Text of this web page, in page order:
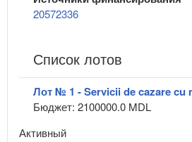
20572336
Список лотов
Лот № 1 - Servicii de cazare cu
Бюджет: 2100000.0 MDL
Активный